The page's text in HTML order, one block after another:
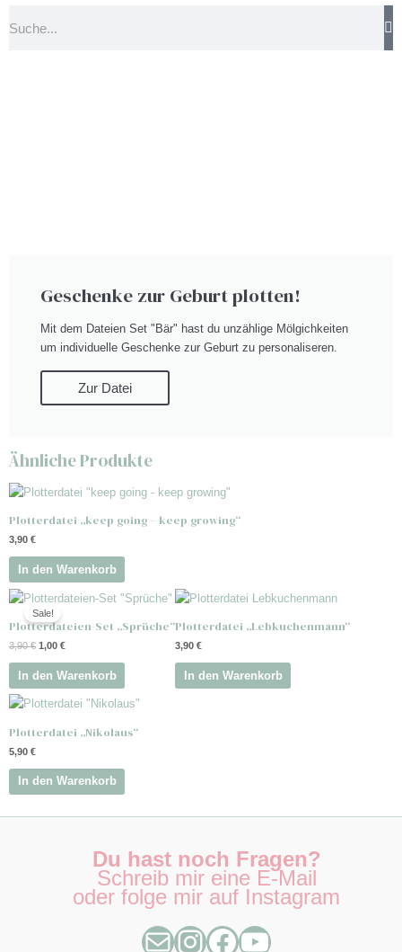
Geschenke zur Geburt plotten!
Mit dem Dateien Set "Bär" hast du unzählige Mölgichkeiten
um individuelle Geschenke zur Geburt zu personaliseren.
Zur Datei
Ähnliche Produkte
Plotterdatei „keep going – keep growing“
3,90 €
In den Warenkorb
Sale!
Plotterdateien-Set „Sprüche“
3,90€
Ursprünglicher
war:
3,90 €
1,00 €
Aktueller
1,00 €.
In den Warenkorb
Plotterdatei „Lebkuchenmann“
3,90 €
In den Warenkorb
Plotterdatei „Nikolaus“
5,90 €
In den Warenkorb
Du hast noch Fragen?
Schreib mir eine E-Mail
oder folge mir auf Instagram